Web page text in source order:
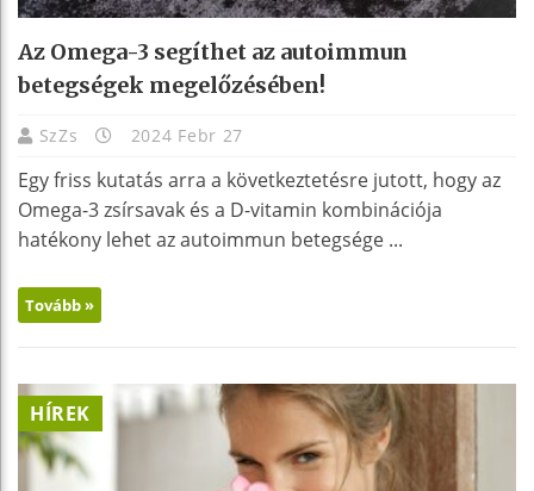
Az Omega-3 segíthet az autoimmun
betegségek megelőzésében!
SzZs 2024 Febr 27
Egy friss kutatás arra a következtetésre jutott, hogy az
Omega-3 zsírsavak és a D-vitamin kombinációja
hatékony lehet az autoimmun betegsége ...
Tovább »
HÍREK